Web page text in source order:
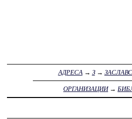
АДРЕСА→ З→
ОРГАНИЗАЦИИ→